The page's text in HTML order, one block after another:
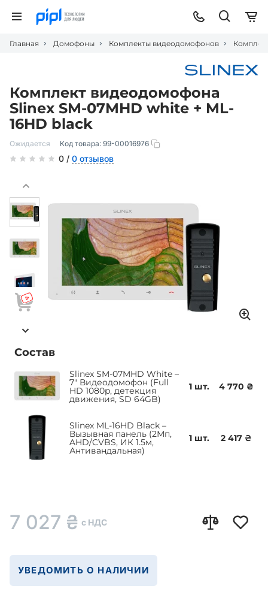
Главная Домофоны Комплекты видеодомофонов
Комплект видеодомофона
Slinex SM-07MHD white + ML-
16HD black
Ожидается Код товара: 99-00016976
0 / 0 отзывов
Состав
Slinex SM-07MHD White –
7" Видеодомофон (Full
HD 1080p, детекция
движения, SD 64GB)
1 шт. 4 770 ₴
Slinex ML-16HD Black –
Вызывная панель (2Мп,
AHD/CVBS, ИК 1.5м,
Антивандальная)
1 шт. 2 417 ₴
7 027 ₴ с НДС
УВЕДОМИТЬ О НАЛИЧИИ